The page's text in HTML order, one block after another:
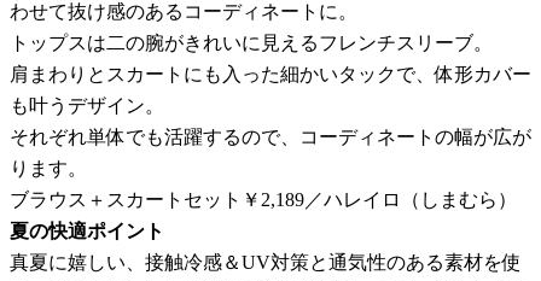
わせて抜け感のあるコーディネートに。
トップスは二の腕がきれいに見えるフレンチスリーブ。
肩まわりとスカートにも入った細かいタックで、体形カバー
も叶うデザイン。
それぞれ単体でも活躍するので、コーディネートの幅が広が
ります。
ブラウス＋スカートセット￥2,189／ハレイロ（しまむら）
夏の快適ポイント
真夏に嬉しい、接触冷感＆UV対策と通気性のある素材を使